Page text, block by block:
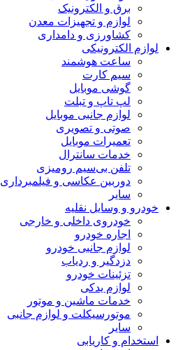
برق و الکترونیک
لوازم و تجهیزات معدن
کشاورزی و دامداری
لوازم الکترونیکی
ساعت هوشمند
سیم کارت
گوشی موبایل
لپ تاپ و تبلت
لوازم جانبی موبایل
صوتی و تصویری
تعمیرات موبایل
خدمات سانترال
تلفن بی‌سیم رومیزی
دوربین عکاسی و فیلمبرداری
سایر
خودرو و وسایل نقلیه
خودروی داخلی و خارجی
اجاره خودرو
لوازم جانبی خودرو
دزدگیر و ردیاب
تزئینات خودرو
لوازم یدکی
خدمات ماشین و موتور
موتورسیکلت و لوازم جانبی
سایر
استخدام و کاریابی